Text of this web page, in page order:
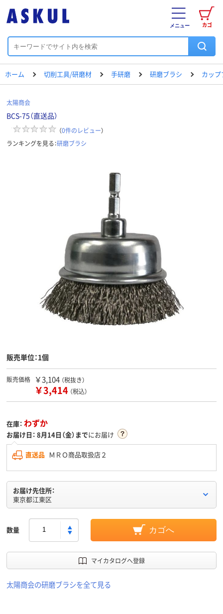
カゴ
メニュー
ホーム 切削工具/研磨材 手研磨 研磨ブラシ カッ
太陽商会
BCS-75（直送品）
（0件のレビュー）
ランキングを見る：研磨ブラシ
販売単位：1個
販売価格 ￥3,104 （税抜き）
￥3,414 （税込）
在庫： わずか
お届け日： 8月14日（金）までにお届け
直送品 ＭＲＯ商品取扱店２
お届け先住所：
東京都江東区
数量 カゴへ
マイカタログへ登録
太陽商会の研磨ブラシを全て見る